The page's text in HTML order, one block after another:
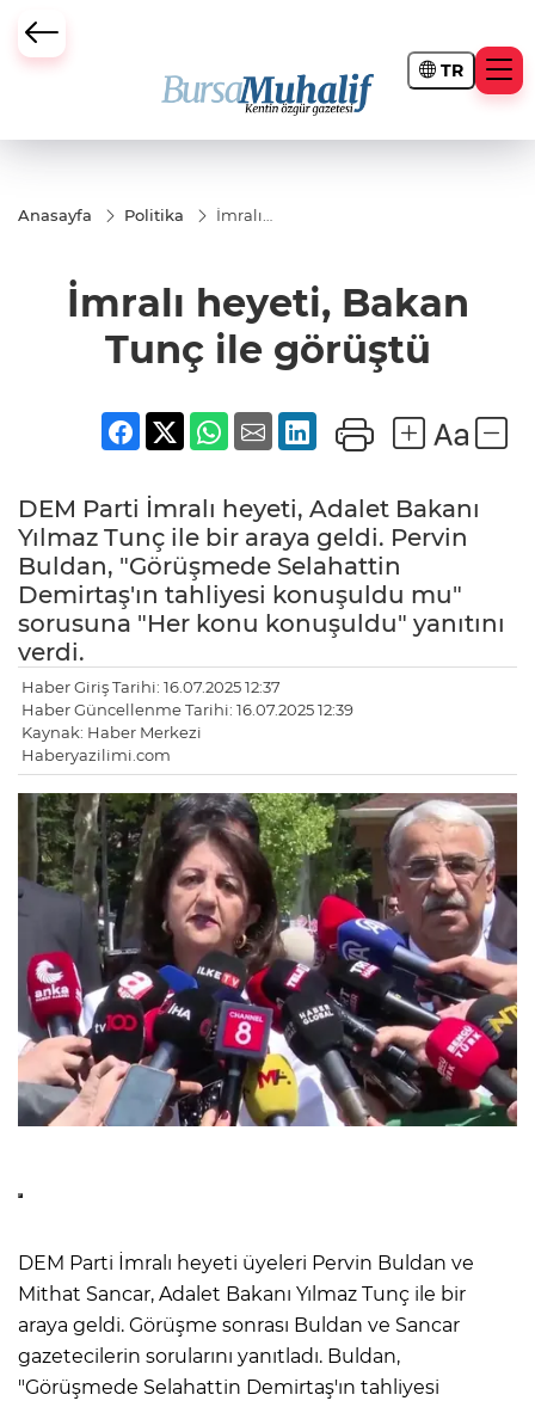
TR
Büyükşehir Darbesi
Anasayfa Politika
İmralı
görüştü
İmralı heyeti, Bakan
Tunç ile görüştü
DEM Parti İmralı heyeti, Adalet Bakanı
Yılmaz Tunç ile bir araya geldi. Pervin
Buldan, "Görüşmede Selahattin
Demirtaş'ın tahliyesi konuşuldu mu"
sorusuna "Her konu konuşuldu" yanıtını
verdi.
Haber Giriş Tarihi: 16.07.2025 12:37
Haber Güncellenme Tarihi: 16.07.2025 12:39
Kaynak: Haber Merkezi
Haberyazilimi.com
DEM Parti İmralı heyeti üyeleri Pervin Buldan ve
Mithat Sancar, Adalet Bakanı Yılmaz Tunç ile bir
araya geldi. Görüşme sonrası Buldan ve Sancar
gazetecilerin sorularını yanıtladı. Buldan,
"Görüşmede Selahattin Demirtaş'ın tahliyesi